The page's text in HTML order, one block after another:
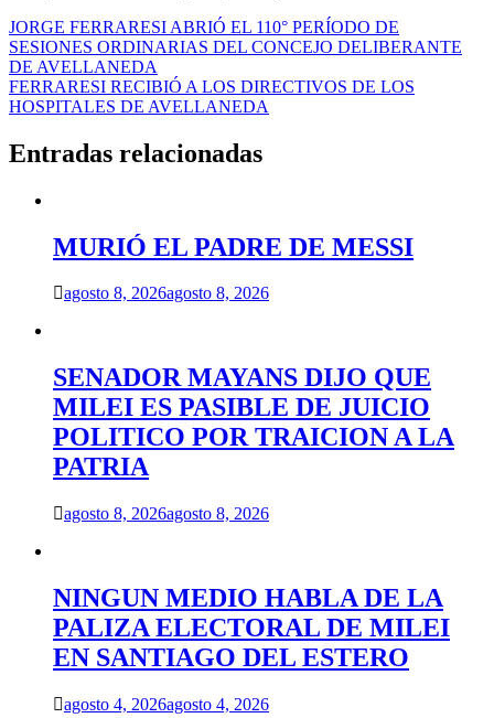
Navegación
de
entradas
JORGE FERRARESI ABRIÓ EL 110° PERÍODO DE
SESIONES ORDINARIAS DEL CONCEJO DELIBERANTE
DE AVELLANEDA
FERRARESI RECIBIÓ A LOS DIRECTIVOS DE LOS
HOSPITALES DE AVELLANEDA
Entradas relacionadas
MURIÓ EL PADRE DE MESSI
agosto 8, 2026agosto 8, 2026
SENADOR MAYANS DIJO QUE
MILEI ES PASIBLE DE JUICIO
POLITICO POR TRAICION A LA
PATRIA
agosto 8, 2026agosto 8, 2026
NINGUN MEDIO HABLA DE LA
PALIZA ELECTORAL DE MILEI
EN SANTIAGO DEL ESTERO
agosto 4, 2026agosto 4, 2026